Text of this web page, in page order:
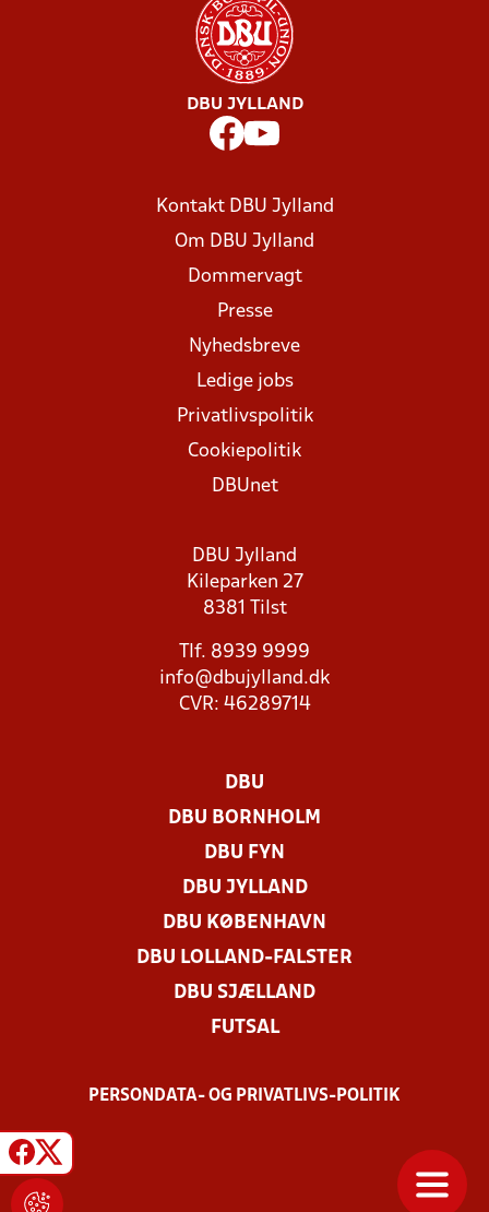
DBU JYLLAND
Kontakt DBU Jylland
Om DBU Jylland
Dommervagt
Presse
Nyhedsbreve
Ledige jobs
Privatlivspolitik
Cookiepolitik
DBUnet
DBU Jylland
Kileparken 27
8381 Tilst
Tlf. 8939 9999
info@dbujylland.dk
CVR: 46289714
DBU
DBU BORNHOLM
DBU FYN
DBU JYLLAND
DBU KØBENHAVN
DBU LOLLAND-FALSTER
DBU SJÆLLAND
FUTSAL
PERSONDATA- OG PRIVATLIVS-POLITIK